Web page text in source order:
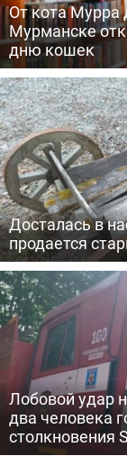
От кота Мурра
Мурманске
дню кошек
Досталась в
продается
Лобовой удар
два человека
столкновения